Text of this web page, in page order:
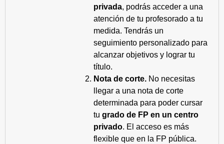
privada, podrás acceder a una
atención de tu profesorado a tu
medida. Tendrás un
seguimiento personalizado para
alcanzar objetivos y lograr tu
título.
Nota de corte. No necesitas
llegar a una nota de corte
determinada para poder cursar
tu grado de FP en un centro
privado. El acceso es más
flexible que en la FP pública.